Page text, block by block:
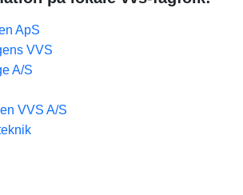
ApS
VVS
A/S
VVS A/S